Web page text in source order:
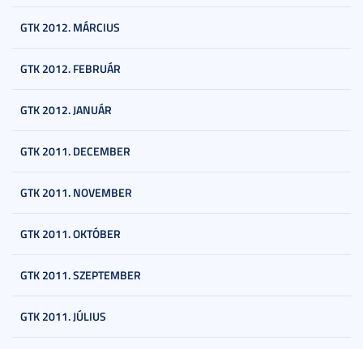
GTK 2012. MÁRCIUS
GTK 2012. FEBRUÁR
GTK 2012. JANUÁR
GTK 2011. DECEMBER
GTK 2011. NOVEMBER
GTK 2011. OKTÓBER
GTK 2011. SZEPTEMBER
GTK 2011. JÚLIUS